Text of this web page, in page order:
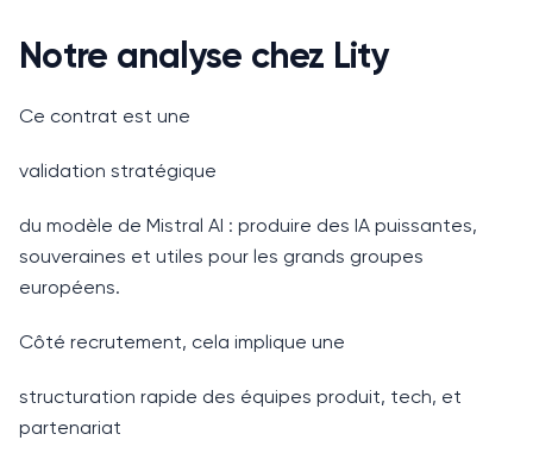
Notre analyse chez Lity
Ce contrat est une
validation stratégique
du modèle de Mistral AI : produire des IA puissantes,
souveraines et utiles pour les grands groupes
européens.
Côté recrutement, cela implique une
structuration rapide des équipes produit, tech, et
partenariat